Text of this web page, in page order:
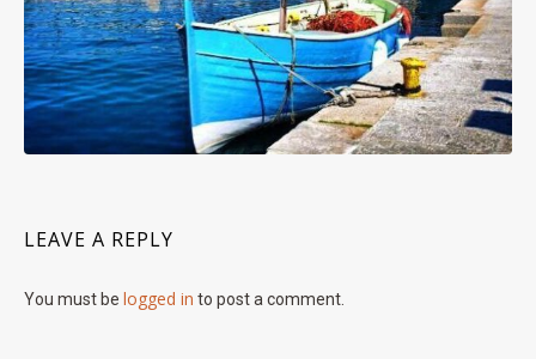
LEAVE A REPLY
You must be logged in to post a comment.